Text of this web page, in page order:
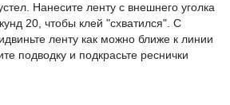
Нанесите ленту с внешнего уголка
20, чтобы клей "схватился". С
ленту как можно ближе к линии
подводку и подкрасьте реснички